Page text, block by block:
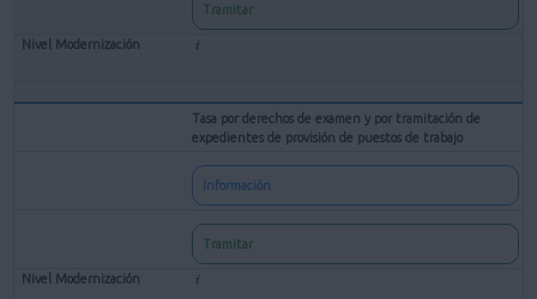
Tramitar
Tasa por derechos de examen y por tramitación de
expedientes de provisión de puestos de trabajo
Información
Tramitar